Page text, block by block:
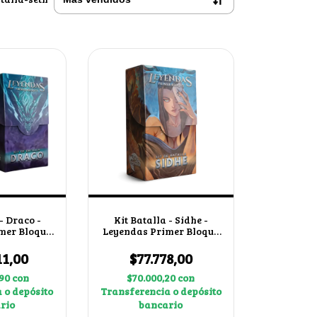
Draco -
Bloque
con
depósito
Kit Batalla - Sidhe -
Leyendas Primer Bloque
$77.778,00
$70.000,20con
Transferencia o depósito
bancario